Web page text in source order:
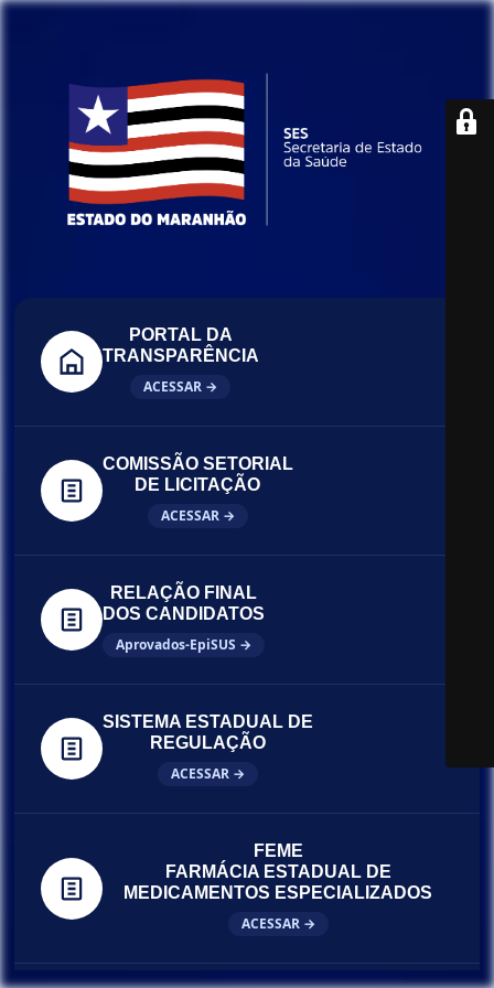
PORTAL DA
TRANSPARÊNCIA
ACESSAR →
COMISSÃO SETORIAL
DE LICITAÇÃO
ACESSAR →
RELAÇÃO FINAL
DOS CANDIDATOS
Aprovados-EpiSUS →
SISTEMA ESTADUAL DE
REGULAÇÃO
ACESSAR →
FEME
FARMÁCIA ESTADUAL DE
MEDICAMENTOS ESPECIALIZADOS
ACESSAR →